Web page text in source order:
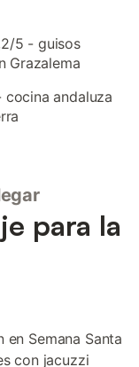
5 - guisos
Grazalema
cocina andaluza
para la
en Semana Santa
con jacuzzi